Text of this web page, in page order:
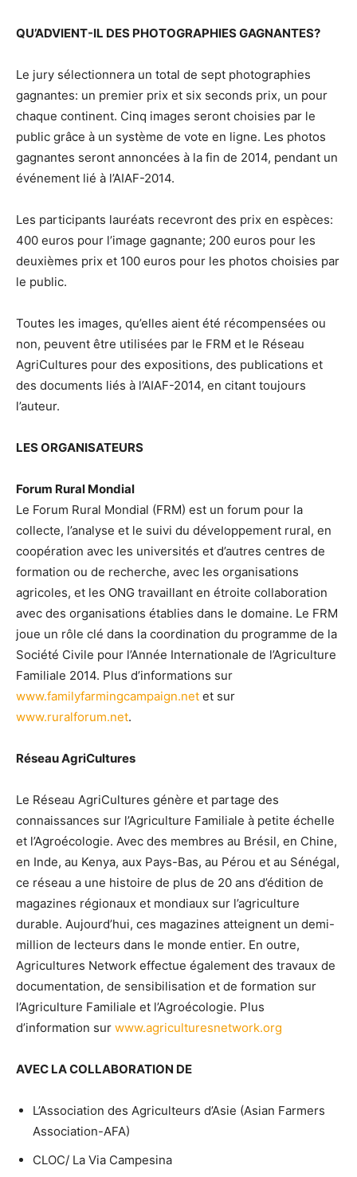
QU’ADVIENT-IL DES PHOTOGRAPHIES GAGNANTES?
Le jury sélectionnera un total de sept photographies
gagnantes: un premier prix et six seconds prix, un pour
chaque continent. Cinq images seront choisies par le
public grâce à un système de vote en ligne. Les photos
gagnantes seront annoncées à la fin de 2014, pendant un
événement lié à l’AIAF-2014.
Les participants lauréats recevront des prix en espèces:
400 euros pour l’image gagnante; 200 euros pour les
deuxièmes prix et 100 euros pour les photos choisies par
le public.
Toutes les images, qu’elles aient été récompensées ou
non, peuvent être utilisées par le FRM et le Réseau
AgriCultures pour des expositions, des publications et
des documents liés à l’AIAF-2014, en citant toujours
l’auteur.
LES ORGANISATEURS
Forum Rural Mondial
Le Forum Rural Mondial (FRM) est un forum pour la
collecte, l’analyse et le suivi du développement rural, en
coopération avec les universités et d’autres centres de
formation ou de recherche, avec les organisations
agricoles, et les ONG travaillant en étroite collaboration
avec des organisations établies dans le domaine. Le FRM
joue un rôle clé dans la coordination du programme de la
Société Civile pour l’Année Internationale de l’Agriculture
Familiale 2014. Plus d’informations sur
www.familyfarmingcampaign.net et sur
www.ruralforum.net.
Réseau AgriCultures
Le Réseau AgriCultures génère et partage des
connaissances sur l’Agriculture Familiale à petite échelle
et l’Agroécologie. Avec des membres au Brésil, en Chine,
en Inde, au Kenya, aux Pays-Bas, au Pérou et au Sénégal,
ce réseau a une histoire de plus de 20 ans d’édition de
magazines régionaux et mondiaux sur l’agriculture
durable. Aujourd’hui, ces magazines atteignent un demi-
million de lecteurs dans le monde entier. En outre,
Agricultures Network effectue également des travaux de
documentation, de sensibilisation et de formation sur
l’Agriculture Familiale et l’Agroécologie. Plus
d’information sur www.agriculturesnetwork.org
AVEC LA COLLABORATION DE
L’Association des Agriculteurs d’Asie (Asian Farmers
Association-AFA)
CLOC/ La Via Campesina